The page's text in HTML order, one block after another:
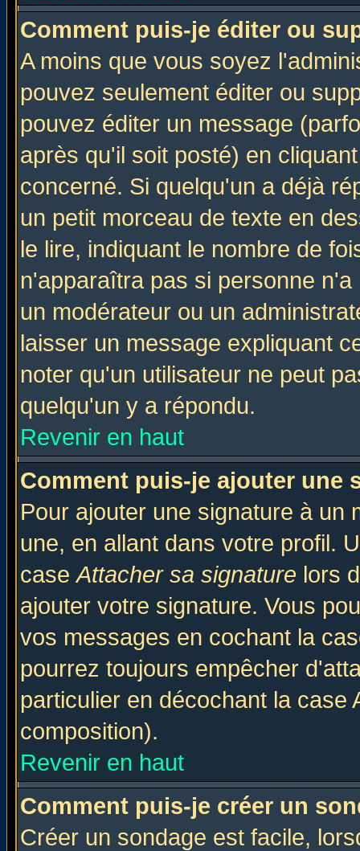
Comment puis-je éditer ou
A moins que vous soyez
pouvez seulement éditer ou
pouvez éditer un message
après qu'il soit posté) en
concerné. Si quelqu'un a déjà
un petit morceau de texte en
le lire, indiquant le nombre de
n'apparaîtra pas si personne
un modérateur ou un
laisser un message expliquant
noter qu'un utilisateur ne peut
quelqu'un y a répondu.
Revenir en haut
Comment puis-je ajouter une
Pour ajouter une signature à un
une, en allant dans votre profil.
caseAttacher sa signature lors
ajouter votre signature. Vous
vos messages en cochant la
pourrez toujours empêcher
particulier en décochant la
composition).
Revenir en haut
Comment puis-je créer un
Créer un sondage est facile,